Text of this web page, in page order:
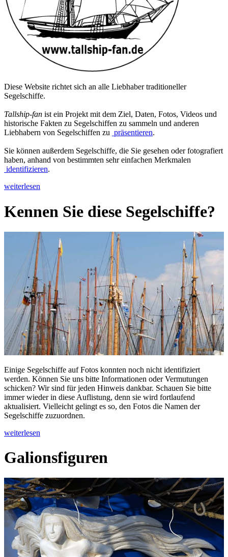
Diese Website richtet sich an alle Liebhaber traditioneller
Segelschiffe.
Tallship-fan ist ein Projekt mit dem Ziel, Daten, Fotos, Videos und
historische Fakten zu Segelschiffen zu sammeln und anderen
Liebhabern von Segelschiffen zu präsentieren.
Sie können außerdem Segelschiffe, die Sie gesehen oder fotografiert
haben, anhand von bestimmten sehr einfachen Merkmalen
identifizieren.
weiterlesen
Kennen Sie diese Segelschiffe?
Einige Segelschiffe auf Fotos konnten noch nicht identifiziert
werden. Können Sie uns bitte Informationen oder Vermutungen
schicken? Wir sind für jeden Hinweis dankbar. Schauen Sie bitte
immer wieder in diese Auflistung, denn sie wird fortlaufend
aktualisiert. Vielleicht gelingt es so, den Fotos die Namen der
Segelschiffe zuzuordnen.
weiterlesen
Galionsfiguren